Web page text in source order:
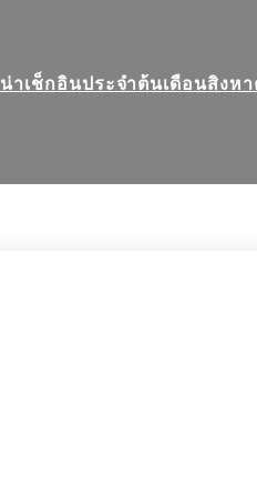
มน่าเช็กอินประจำต้นเดือนสิงห